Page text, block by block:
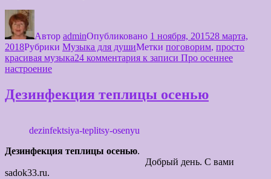
Автор adminОпубликовано 1 ноября, 201528 марта,
2018Рубрики Музыка для душиМетки поговорим, просто
красивая музыка24 комментария к записи Про осеннее
настроение
Дезинфекция теплицы осенью
dezinfektsiya-teplitsy-osenyu
Дезинфекция теплицы осенью.
Добрый день. С вами
sadok33.ru.